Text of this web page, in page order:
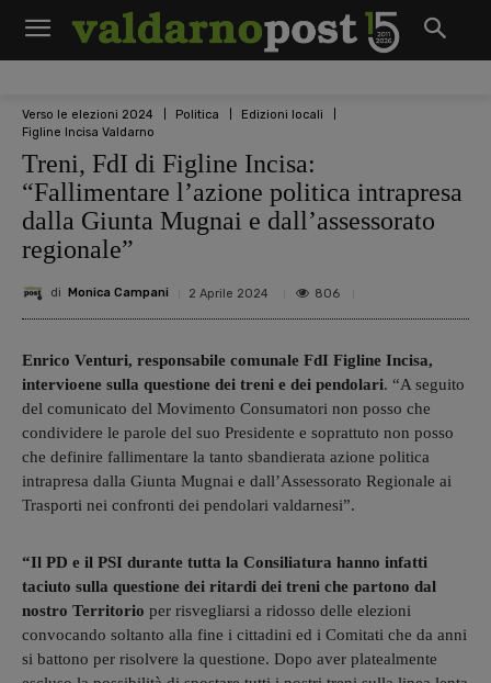
Verso le elezioni 2024 Politica
Edizioni locali
Figline Incisa Valdarno
Treni, FdI di Figline Incisa:
“Fallimentare l’azione politica intrapresa
dalla Giunta Mugnai e dall’assessorato
regionale”
di Monica Campani 2 Aprile 2024 806
Enrico Venturi, responsabile comunale FdI Figline Incisa,
intervioene sulla questione dei treni e dei pendolari. “A seguito
del comunicato del Movimento Consumatori non posso che
condividere le parole del suo Presidente e soprattuto non posso
che definire fallimentare la tanto sbandierata azione politica
intrapresa dalla Giunta Mugnai e dall’Assessorato Regionale ai
Trasporti nei confronti dei pendolari valdarnesi”.
“Il PD e il PSI durante tutta la Consiliatura hanno infatti
taciuto sulla questione dei ritardi dei treni che partono dal
nostro Territorio per risvegliarsi a ridosso delle elezioni
convocando soltanto alla fine i cittadini ed i Comitati che da anni
si battono per risolvere la questione. Dopo aver platealmente